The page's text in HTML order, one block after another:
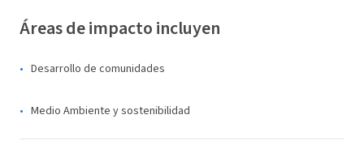
Áreas de impacto incluyen
Desarrollo de comunidades
Medio Ambiente y sostenibilidad